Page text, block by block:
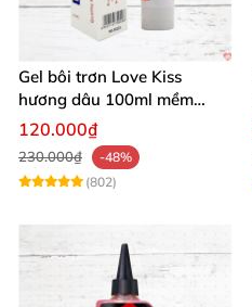
Gel bôi trơn Love Kiss
hương dâu 100ml mềm
mượt an toàn thơm
120.000₫
230.000₫
-48%
(802)